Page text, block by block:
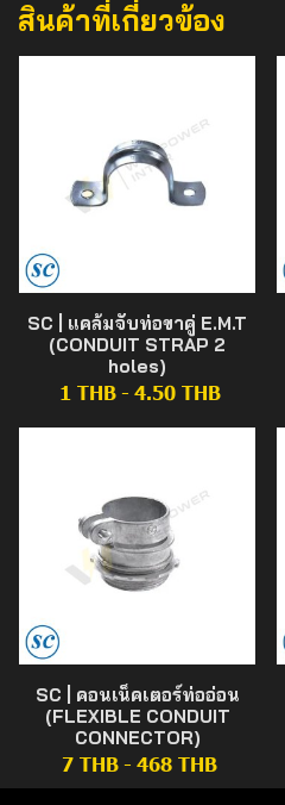
สินค้าที่เกี่ยวข้อง
SC | แคล้มจับท่อขาคู่ E.M.T
(CONDUIT STRAP 2
holes)
1 THB - 4.50 THB
SC | คอนเน็คเตอร์ท่ออ่อน
(FLEXIBLE CONDUIT
CONNECTOR)
7 THB - 468 THB